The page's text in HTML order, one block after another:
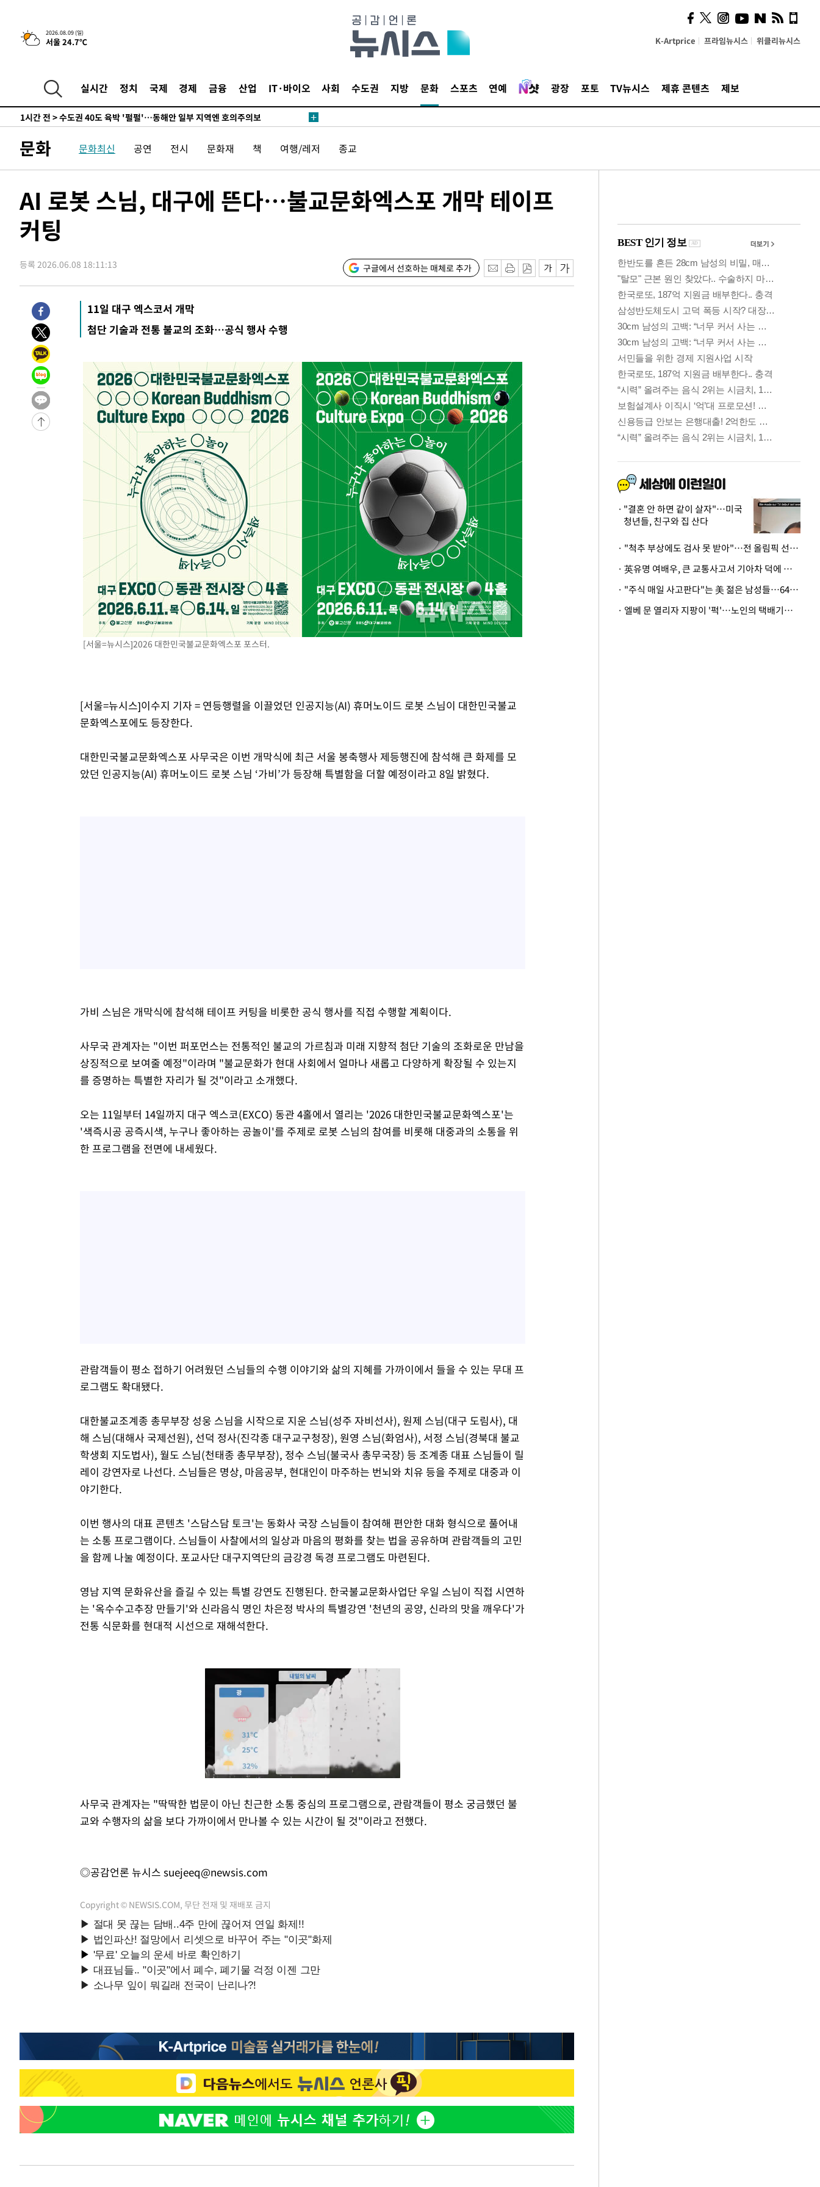
2026.08.09 (일)
서울 24.7℃ K-Artprice 프라임뉴시스 위클리뉴시스
실시간 정치 국제 경제 금융 산업 IT·바이오 사회 수도권 지방 문화 스포츠 연예 광장 포토 TV뉴시스 제휴 콘텐츠 제보
래 44.56%
-619초 전 >[속보]與 대표 경선 제주·인천 당원투표…金 47.75%·鄭 42.08%·
宋 10.17%
-153초 전 > 이강인 "아틀레티코 이적 기뻐…등번호 7번 의미보단 팀 위해 뛸 것"
1시간 전 >낮 최고 35도 '무더위'…동해안 시간당 30㎜ '강한 비'[내일날씨]
[속보]이강인 "감독님이 원하는 마음 느꼈고, 많은 트로피 원해 아틀레
티코 이적"
1시간 전 >수도권 40도 육박 '펄펄'…동해안 일부 지역엔 호의주의보
3시간 전 >
강릉에 시간당 81.4㎜ 물폭탄…도로 잠기고 담벼락 붕괴
5시간 전 >백운산서 80년근 천종산삼 9뿌리 발견…감정가 1.3억원
6시간 전 >남자 농구, 나고야 아시안게임서 '홈팀' 일본과 한일전
6시간 전 >여수 오동도 해상서 모터보트 전복…1명 사망·1명 실종
7시간 전 >극한폭염 한풀 꺾이지만…'낮 최고 35도' 무더위, 열대야 계속[다음주
8시간 전 >[속보]'압수수색·성접대 논란' 축구협회 "실망과 걱정 안겨드려 죄송"
11시간 전 >'최고 37도' 폭염 지속…강원동해안 최대 150㎜ 비
13시간 전 >
[속보]뉴욕증시 상승 마감…S&P 0.6% 나스닥 1.3%↑
-10357초 전 >
이란 "호르무즈 재개방 합의 근접…美 배상 선행돼야"
-1404초 전 >
[속보]與최고위원 제주·인천 순회경선…박선원·최민희·서미화·한
민수·김용 순
-1357초 전 >
래 44.56%
-639초 전 >
[속보]與 대표 경선 제주·인천 당원투표…金 47.75%·鄭 42.08%·
宋 10.17%
-173초 전 >
이강인 "아틀레티코 이적 기뻐…등번호 7번 의미보단 팀 위해 뛸 것"
-108초 전 >
[속보]與 당대표 경선, 제주·인천 권리당원 투표 김민석 승리
1시간 전 >
낮 최고 35도 '무더위'…동해안 시간당 30㎜ '강한 비'[내일날씨]
[속보]이강인 "감독님이 원하는 마음 느꼈고, 많은 트로피 원해 아틀레
수도권 40도 육박 '펄펄'…동해안 일부 지역엔 호의주의보
온열질환 사망자 3명 늘어…누적 환자 3000명 돌파
강릉에 시간당 81.4㎜ 물폭탄…도로 잠기고 담벼락 붕괴
백운산서 80년근 천종산삼 9뿌리 발견…감정가 1.3억원
선재도서 해루질 나섰다 실종 60대, 닷새 만에 숨진 채 발견
남자 농구, 나고야 아시안게임서 '홈팀' 일본과 한일전
여수 오동도 해상서 모터보트 전복…1명 사망·1명 실종
극한폭염 한풀 꺾이지만…'낮 최고 35도' 무더위, 열대야 계속[다음주
축구협회 "압수수색·성접대 논란 사과…쇄신의 기회로 삼겠다"
[속보]'압수수색·성접대 논란' 축구협회 "실망과 걱정 안겨드려 죄송"
'최고 37도' 폭염 지속…강원동해안 최대 150㎜ 비
[속보]뉴욕증시 상승 마감…S&P 0.6% 나스닥 1.3%↑
문화 문화최신 공연 전시 문화재 책 여행/레저 종교
AI 로봇 스님, 대구에 뜬다…불교문화엑스포 개막 테이프
커팅
등록 2026.06.08 18:11:13 구글에서 선호하는 매체로 추가
11일 대구 엑스코서 개막
첨단 기술과 전통 불교의 조화…공식 행사 수행
[서울=뉴시스]2026 대한민국불교문화엑스포 포스터.
[서울=뉴시스]이수지 기자 = 연등행렬을 이끌었던 인공지능(AI) 휴머노이드 로봇 스님이 대한민국불교
문화엑스포에도 등장한다.
대한민국불교문화엑스포 사무국은 이번 개막식에 최근 서울 봉축행사 제등행진에 참석해 큰 화제를 모
았던 인공지능(AI) 휴머노이드 로봇 스님 ‘가비’가 등장해 특별함을 더할 예정이라고 8일 밝혔다.
가비 스님은 개막식에 참석해 테이프 커팅을 비롯한 공식 행사를 직접 수행할 계획이다.
사무국 관계자는 "이번 퍼포먼스는 전통적인 불교의 가르침과 미래 지향적 첨단 기술의 조화로운 만남을
상징적으로 보여줄 예정"이라며 "불교문화가 현대 사회에서 얼마나 새롭고 다양하게 확장될 수 있는지
를 증명하는 특별한 자리가 될 것"이라고 소개했다.
오는 11일부터 14일까지 대구 엑스코(EXCO) 동관 4홀에서 열리는 '2026 대한민국불교문화엑스포'는
'색즉시공 공즉시색, 누구나 좋아하는 공놀이'를 주제로 로봇 스님의 참여를 비롯해 대중과의 소통을 위
한 프로그램을 전면에 내세웠다.
관람객들이 평소 접하기 어려웠던 스님들의 수행 이야기와 삶의 지혜를 가까이에서 들을 수 있는 무대 프
로그램도 확대됐다.
대한불교조계종 총무부장 성웅 스님을 시작으로 지운 스님(성주 자비선사), 원제 스님(대구 도림사), 대
해 스님(대해사 국제선원), 선덕 정사(진각종 대구교구청장), 원영 스님(화엄사), 서정 스님(경북대 불교
학생회 지도법사), 월도 스님(천태종 총무부장), 정수 스님(불국사 총무국장) 등 조계종 대표 스님들이 릴
레이 강연자로 나선다. 스님들은 명상, 마음공부, 현대인이 마주하는 번뇌와 치유 등을 주제로 대중과 이
야기한다.
이번 행사의 대표 콘텐츠 '스담스담 토크'는 동화사 국장 스님들이 참여해 편안한 대화 형식으로 풀어내
는 소통 프로그램이다. 스님들이 사찰에서의 일상과 마음의 평화를 찾는 법을 공유하며 관람객들의 고민
을 함께 나눌 예정이다. 포교사단 대구지역단의 금강경 독경 프로그램도 마련된다.
영남 지역 문화유산을 즐길 수 있는 특별 강연도 진행된다. 한국불교문화사업단 우일 스님이 직접 시연하
는 '옥수수고추장 만들기'와 신라음식 명인 차은정 박사의 특별강연 '천년의 공양, 신라의 맛을 깨우다'가
전통 식문화를 현대적 시선으로 재해석한다.
Mute
사무국 관계자는 "딱딱한 법문이 아닌 친근한 소통 중심의 프로그램으로, 관람객들이 평소 궁금했던 불
교와 수행자의 삶을 보다 가까이에서 만나볼 수 있는 시간이 될 것"이라고 전했다.
◎공감언론 뉴시스 suejeeq@newsis.com
Copyright © NEWSIS.COM, 무단 전재 및 재배포 금지
사이 해답 찾았죠"…알을
깨고 나온 '초자아'
"결혼 안 하면 같이 살자"…미국
청년들, 친구와 집 산다
· "척추 부상에도 검사 못 받아"…전 올림픽 선수, 美봅슬레이협회 상대 소송
· 英유명 여배우, 큰 교통사고서 기아차 덕에 살았다
· "주식 매일 사고판다"는 美 젊은 남성들…64%가 "나는 인생의 패배자“
· 엘베 문 열리자 지팡이 '퍽'…노인의 택배기사 폭행 이유